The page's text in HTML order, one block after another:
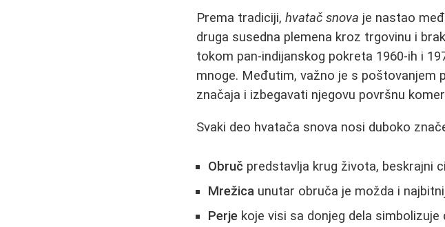
Prema tradiciji,hvatač snova je nastao
druga susedna plemena kroz trgovinu i
tokom pan-indijanskog pokreta 1960-ih i
mnoge. Međutim, važno je s poštovanjem
značaja i izbegavati njegovu površnu
Svaki deo hvatača snova nosi duboko
Obruč predstavlja krug života, beskrajni
Mrežica unutar obruča je možda i
Perje koje visi sa donjeg dela